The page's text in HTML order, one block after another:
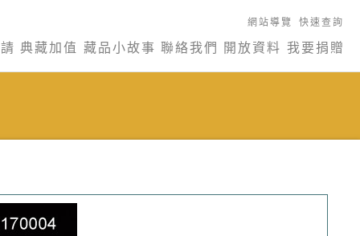
網站導覽 快速查詢
典藏加值 藏品小故事 聯絡我們 開放資料 我要捐贈